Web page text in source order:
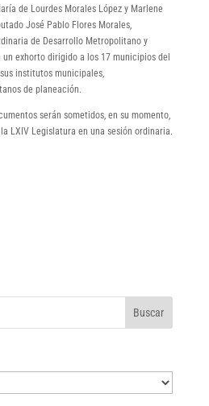
de Lourdes Morales López y Marlene
José Pablo Flores Morales,
de Desarrollo Metropolitano y
un exhorto dirigido a los 17 municipios del
institutos municipales,
de planeación.
serán sometidos, en su momento,
LXIV Legislatura en una sesión ordinaria.